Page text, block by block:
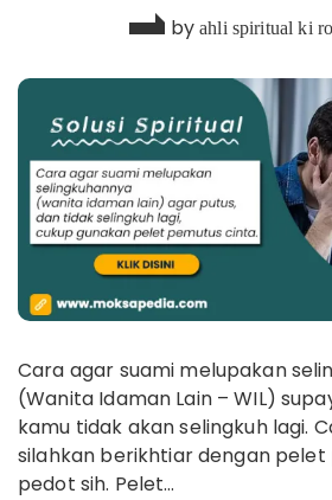
byahli spiritual ki
Cara agar suami melupakan
(Wanita Idaman Lain – WIL)
kamu tidak akan selingkuh lagi.
silahkan berikhtiar dengan
pedot sih. Pelet…